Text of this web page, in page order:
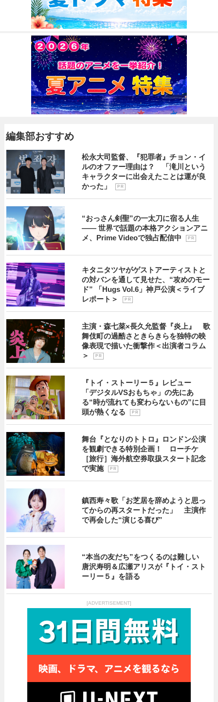
編集部おすすめ
松永大司監督、『犯罪者』チョン・イ
ルのオファー理由は？ 「滝川という
キャラクターに出会えたことは運が良
かった」
P R
“おっさん剣聖”の一太刀に宿る人生
―― 世界で話題の本格アクションアニ
メ、Prime Videoで独占配信中
P R
キタニタツヤがゲストアーティストと
の対バンを通して見せた、“攻めのモー
ド” 「Hugs Vol.6」神戸公演＜ライブ
レポート＞
P R
主演・森七菜×長久允監督『炎上』 歌
舞伎町の過酷さときらきらを独特の映
像表現で描いた衝撃作＜出演者コラム
＞
P R
『トイ・ストーリー５』レビュー
「デジタルVSおもちゃ」の先にあ
る“時が流れても変わらないもの”に目
頭が熱くなる
P R
舞台『となりのトトロ』ロンドン公演
を観劇できる特別企画！ ローチケ
［旅行］海外航空券取扱スタート記念
で実施
P R
鎮西寿々歌「お芝居を辞めようと思っ
てからの再スタートだった」 主演作
で再会した“演じる喜び”
“本当の友だち”をつくるのは難しい
唐沢寿明＆広瀬アリスが『トイ・スト
ーリー５』を語る
[ADVERTISEMENT]